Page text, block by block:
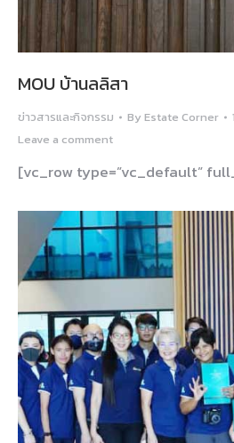
MOU บ้านลลิสา
ข่าวสารและกิจกรรม By Estate Corner
Leave a comment
[vc_row type=”vc_default”